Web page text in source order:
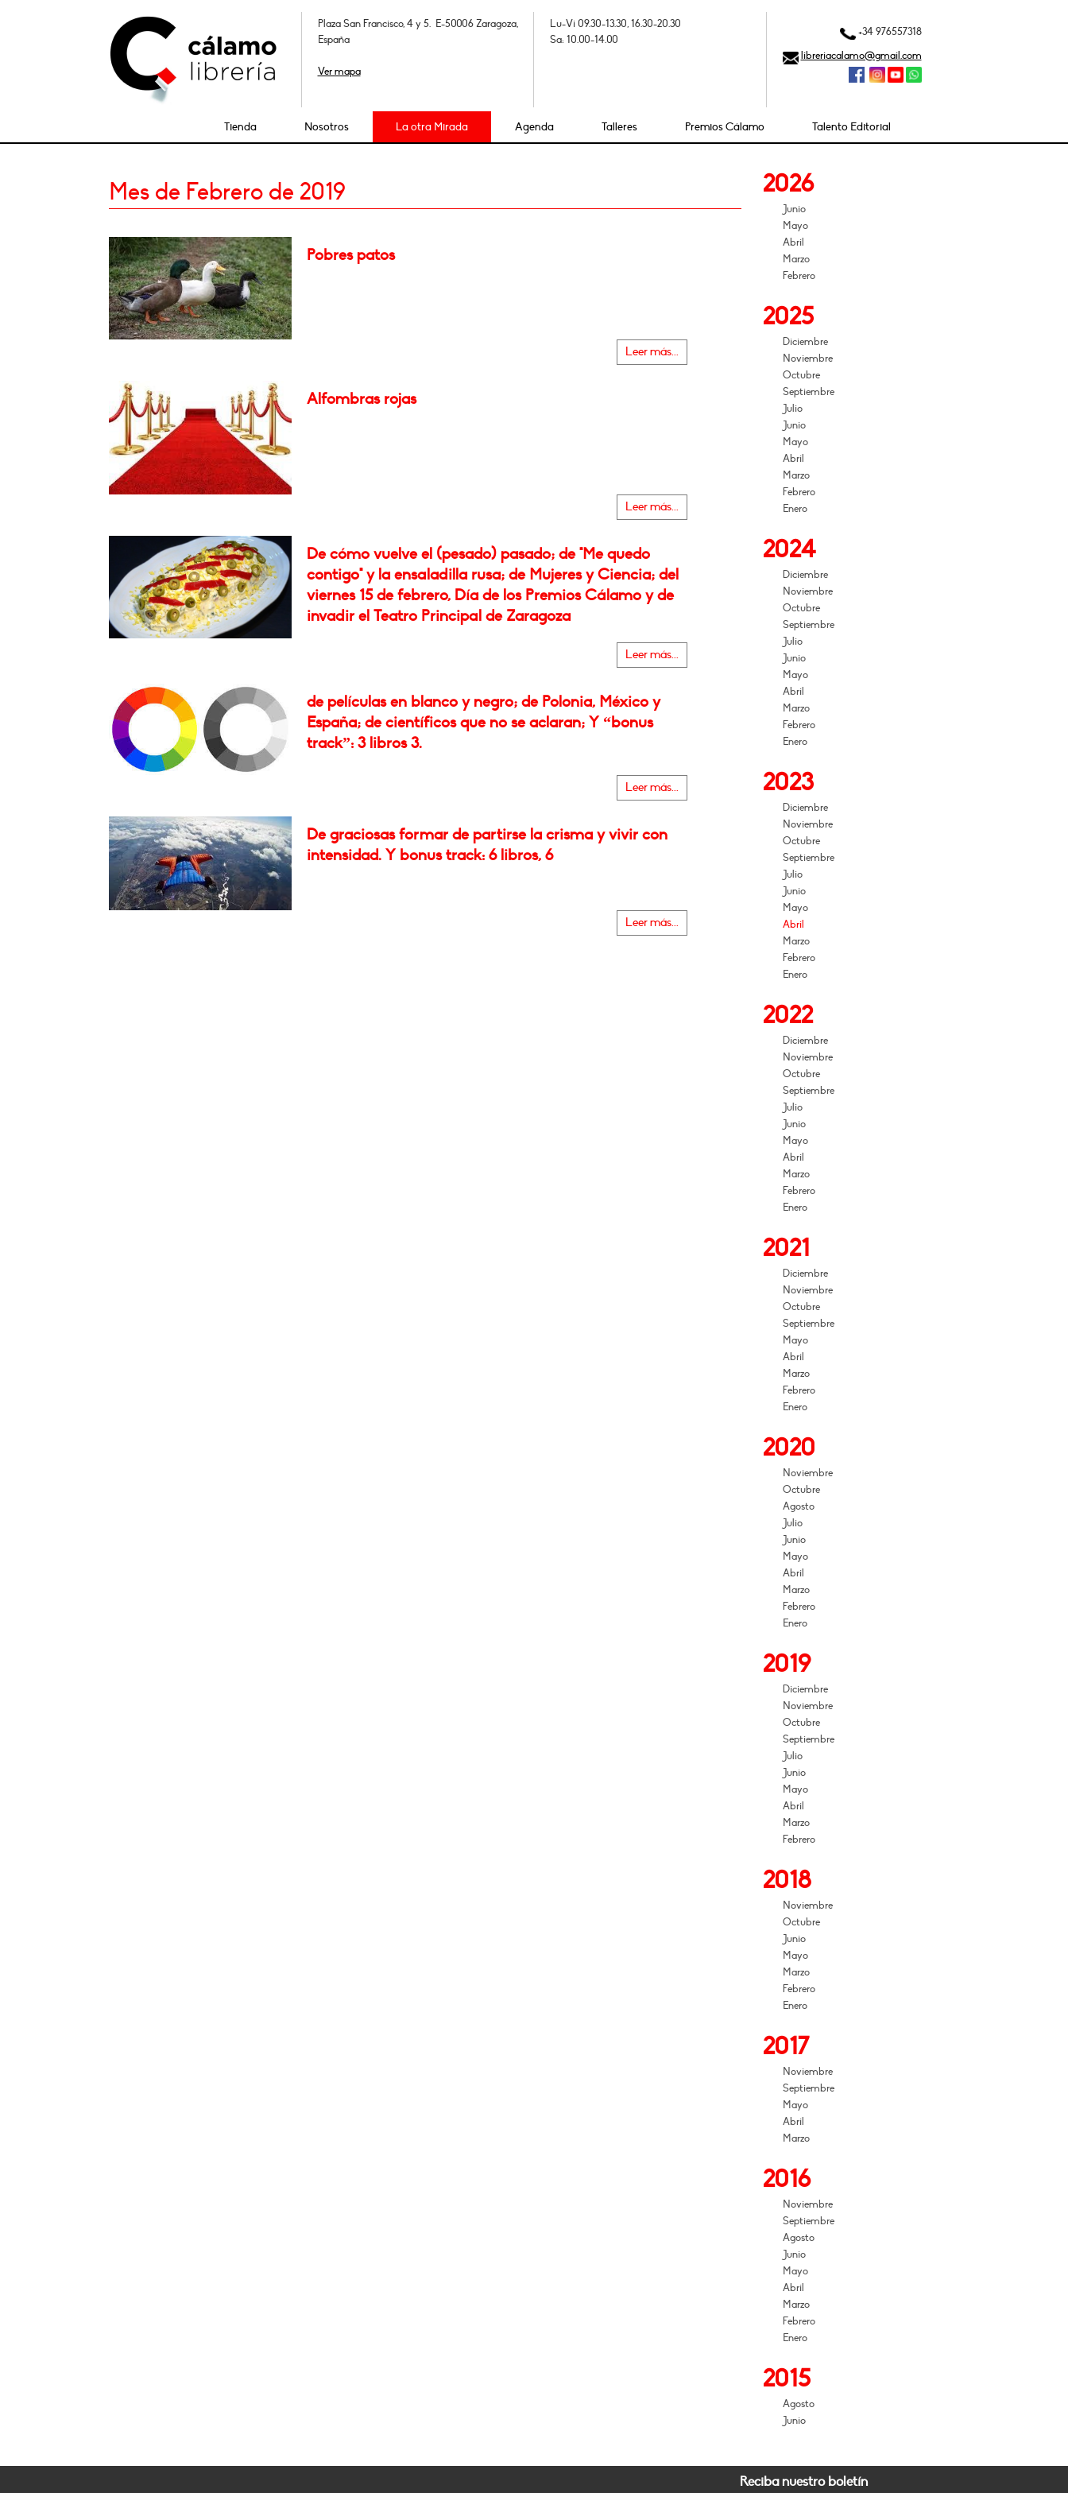
Plaza San Francisco, 4 y 5. E-50006 Zaragoza,
España
Ver mapa
Lu-Vi 09.30-13.30, 16.30-20.30
Sa: 10.00-14.00
+34 976557318
libreriacalamo@gmail.com
Tienda Nosotros La otra Mirada Agenda Talleres Premios Cálamo Talento Editorial
Mes de Febrero de 2019
Pobres patos
Leer más...
Alfombras rojas
Leer más...
De cómo vuelve el (pesado) pasado; de "Me quedo
contigo" y la ensaladilla rusa; de Mujeres y Ciencia; del
viernes 15 de febrero, Día de los Premios Cálamo y de
invadir el Teatro Principal de Zaragoza
Leer más...
de películas en blanco y negro; de Polonia, México y
España; de científicos que no se aclaran; Y “bonus
track”: 3 libros 3.
Leer más...
De graciosas formar de partirse la crisma y vivir con
intensidad. Y bonus track: 6 libros, 6
Leer más...
2026
Junio
Mayo
Abril
Marzo
Febrero
2025
Diciembre
Noviembre
Octubre
Septiembre
Julio
Junio
Mayo
Abril
Marzo
Febrero
Enero
2024
Diciembre
Noviembre
Octubre
Septiembre
Julio
Junio
Mayo
Abril
Marzo
Febrero
Enero
2023
Diciembre
Noviembre
Octubre
Septiembre
Julio
Junio
Mayo
Abril
Marzo
Febrero
Enero
2022
Diciembre
Noviembre
Octubre
Septiembre
Julio
Junio
Mayo
Abril
Marzo
Febrero
Enero
2021
Diciembre
Noviembre
Octubre
Septiembre
Mayo
Abril
Marzo
Febrero
Enero
2020
Noviembre
Octubre
Agosto
Julio
Junio
Mayo
Abril
Marzo
Febrero
Enero
2019
Diciembre
Noviembre
Octubre
Septiembre
Julio
Junio
Mayo
Abril
Marzo
Febrero
2018
Noviembre
Octubre
Junio
Mayo
Marzo
Febrero
Enero
2017
Noviembre
Septiembre
Mayo
Abril
Marzo
2016
Noviembre
Septiembre
Agosto
Junio
Mayo
Abril
Marzo
Febrero
Enero
2015
Agosto
Junio
Reciba nuestro boletín